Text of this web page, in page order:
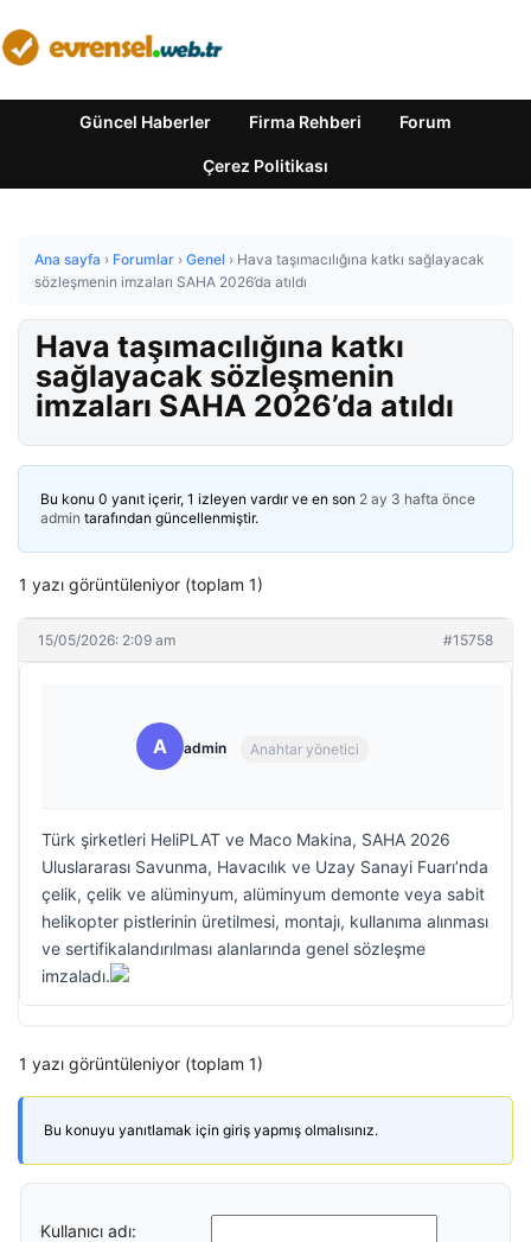
Güncel Haberler Firma Rehberi Forum
Çerez Politikası
Ana sayfa › Forumlar › Genel › Hava taşımacılığına katkı sağlayacak
sözleşmenin imzaları SAHA 2026’da atıldı
Hava taşımacılığına katkı
sağlayacak sözleşmenin
imzaları SAHA 2026’da atıldı
Bu konu 0 yanıt içerir, 1 izleyen vardır ve en son 2 ay 3 hafta önce
admin tarafından güncellenmiştir.
1 yazı görüntüleniyor (toplam 1)
15/05/2026: 2:09 am #15758
A admin Anahtar yönetici
Türk şirketleri HeliPLAT ve Maco Makina, SAHA 2026
Uluslararası Savunma, Havacılık ve Uzay Sanayi Fuarı’nda
çelik, çelik ve alüminyum, alüminyum demonte veya sabit
helikopter pistlerinin üretilmesi, montajı, kullanıma alınması
ve sertifikalandırılması alanlarında genel sözleşme
imzaladı.
1 yazı görüntüleniyor (toplam 1)
Bu konuyu yanıtlamak için giriş yapmış olmalısınız.
Kullanıcı adı: